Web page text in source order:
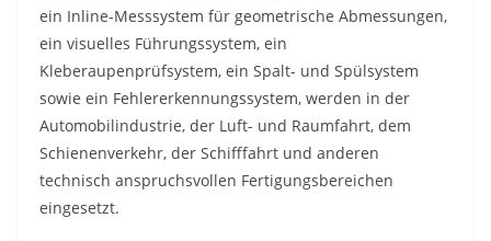
ein Inline-Messsystem für geometrische Abmessungen,
ein visuelles Führungssystem, ein
Kleberaupenprüfsystem, ein Spalt- und Spülsystem
sowie ein Fehlererkennungssystem, werden in der
Automobilindustrie, der Luft- und Raumfahrt, dem
Schienenverkehr, der Schifffahrt und anderen
technisch anspruchsvollen Fertigungsbereichen
eingesetzt.